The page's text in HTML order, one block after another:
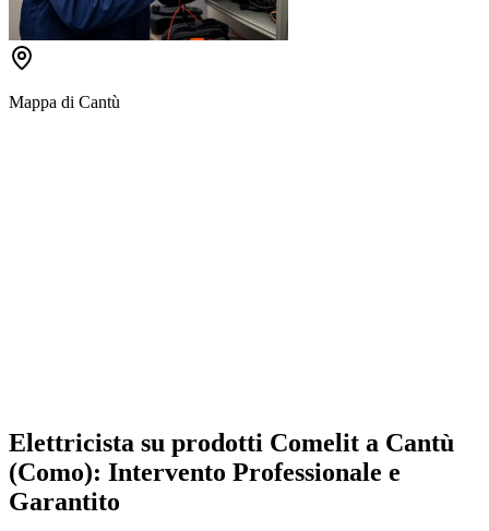
Mappa di Cantù
Elettricista su prodotti Comelit a Cantù
(Como): Intervento Professionale e
Garantito